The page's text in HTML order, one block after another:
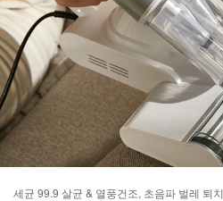
세균 99.9 살균 & 열풍건조, 초음파 벌레 퇴치